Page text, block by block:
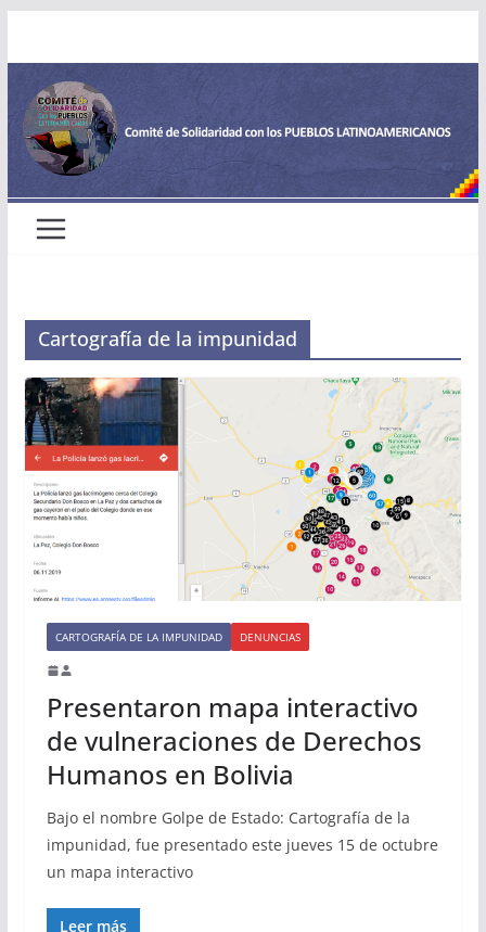
contenido
Cartografía de la impunidad
CARTOGRAFÍA DE LA IMPUNIDAD DENUNCIAS
Presentaron mapa interactivo
de vulneraciones de Derechos
Humanos en Bolivia
Bajo el nombre Golpe de Estado: Cartografía de la
impunidad, fue presentado este jueves 15 de octubre
un mapa interactivo
Leer más